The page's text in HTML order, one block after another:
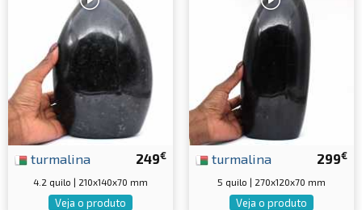
249€
turmalina
4.2 quilo | 210x140x70 mm
Veja o produto
299€
turmalina
5 quilo | 270x120x70 mm
Veja o produto